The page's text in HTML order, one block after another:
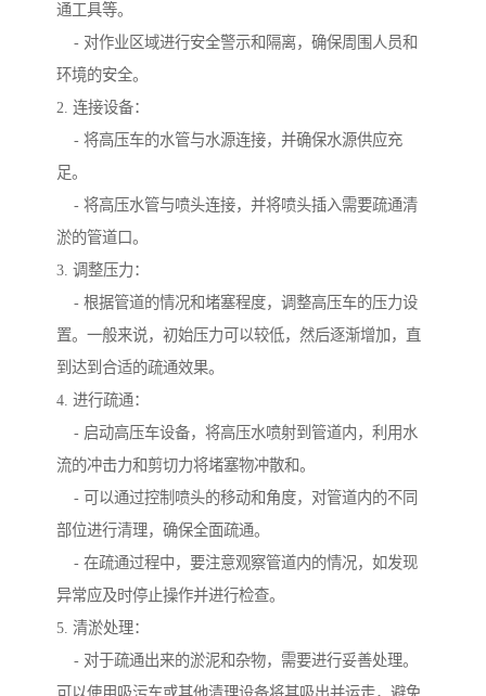
通工具等。
- 对作业区域进行安全警示和隔离，确保周围人员和
环境的安全。
2. 连接设备：
- 将高压车的水管与水源连接，并确保水源供应充
足。
- 将高压水管与喷头连接，并将喷头插入需要疏通清
淤的管道口。
3. 调整压力：
- 根据管道的情况和堵塞程度，调整高压车的压力设
置。一般来说，初始压力可以较低，然后逐渐增加，直
到达到合适的疏通效果。
4. 进行疏通：
- 启动高压车设备，将高压水喷射到管道内，利用水
流的冲击力和剪切力将堵塞物冲散和。
- 可以通过控制喷头的移动和角度，对管道内的不同
部位进行清理，确保全面疏通。
- 在疏通过程中，要注意观察管道内的情况，如发现
异常应及时停止操作并进行检查。
5. 清淤处理：
- 对于疏通出来的淤泥和杂物，需要进行妥善处理。